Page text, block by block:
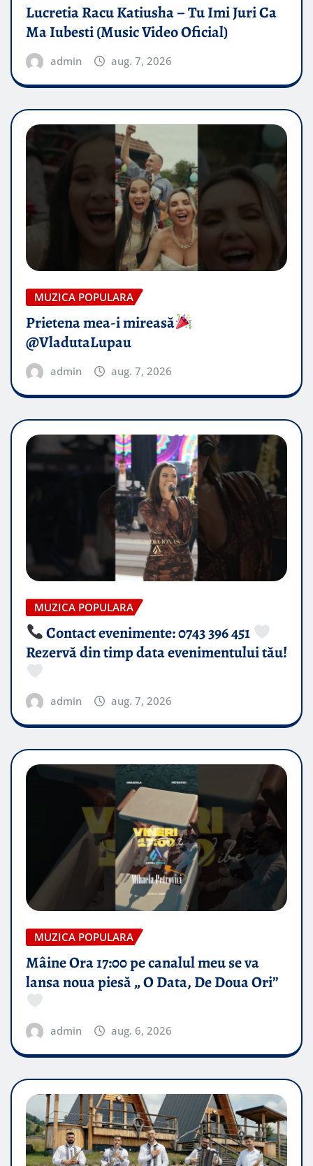
Lucretia Racu Katiusha – Tu Imi Juri Ca
Ma Iubesti (Music Video Oficial)
admin aug. 7, 2026
MUZICA POPULARA
Prietena mea-i mireasă​
@VladutaLupau
admin aug. 7, 2026
MUZICA POPULARA
Contact evenimente: 0743 396 451
Rezervă din timp data evenimentului tău!
admin aug. 7, 2026
MUZICA POPULARA
Mâine Ora 17:00 pe canalul meu se va
lansa noua piesă „ O Data, De Doua Ori”
admin aug. 6, 2026